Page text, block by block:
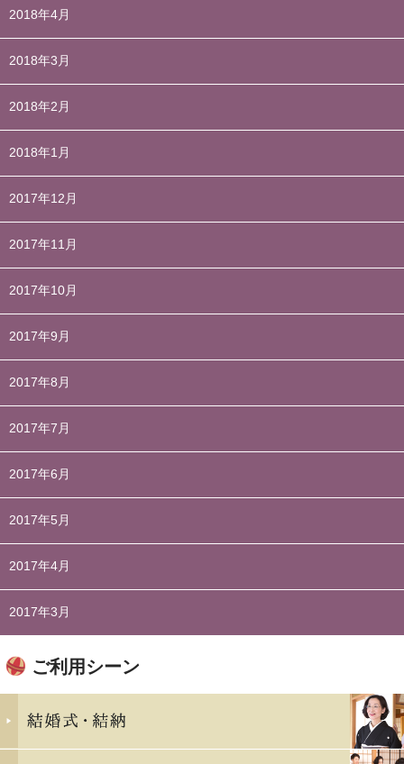
2018年4月
2018年3月
2018年2月
2018年1月
2017年12月
2017年11月
2017年10月
2017年9月
2017年8月
2017年7月
2017年6月
2017年5月
2017年4月
2017年3月
ご利用シーン